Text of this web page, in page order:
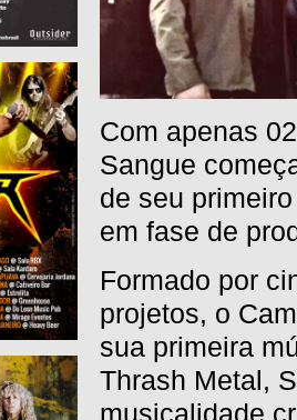
Com apenas
Sangue
de seu
em fase de
Formado por
projetos, o
sua primeira
Thrash Metal,
musicalidade